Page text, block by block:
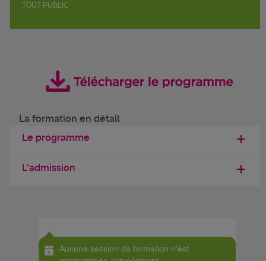
TOUT PUBLIC
La formation en détail
Le programme
L'admission
Aucune session de formation n'est